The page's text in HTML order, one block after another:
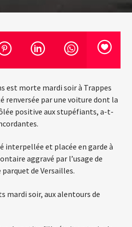
Années 100% 80s
Mosquitos
Sicily
est morte mardi soir à Trappes
renversée par une voiture dont la
positive aux stupéfiants, a-t-
interpellée et placée en garde à
aggravé par l’usage de
de Versailles.
mardi soir, aux alentours de